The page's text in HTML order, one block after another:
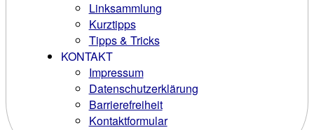
Linksammlung
Kurztipps
Tipps & Tricks
KONTAKT
Impressum
Datenschutzerklärung
Barrierefreiheit
Kontaktformular